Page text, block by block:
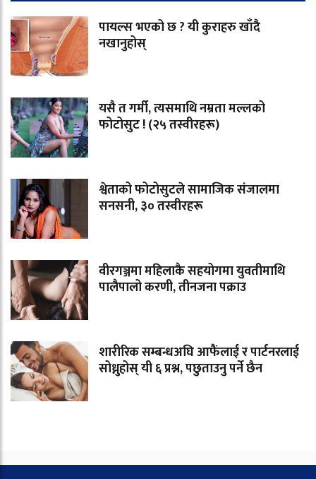
पायल्स भएको छ ? यी कुराहरु खाँदै
नखानुहोस्
यसै त गर्मी, त्यसमाथि नम्रता मल्लको
फोटोसुट ! (२५ तस्वीरहरू)
श्वेताको फोटोसुटले सामाजिक संजालमा
सनसनी, ३० तस्वीरहरू
वीरगञ्जमा महिलाकै सहयोगमा युवतीमाथि
पालैपालो करणी, तीनजना पक्राउ
शारीरिक सम्बन्धअघि आफैंलाई र पार्टनरलाई
सोध्नुहोस् यी ६ प्रश्न, पछुताउनु पर्ने छैन